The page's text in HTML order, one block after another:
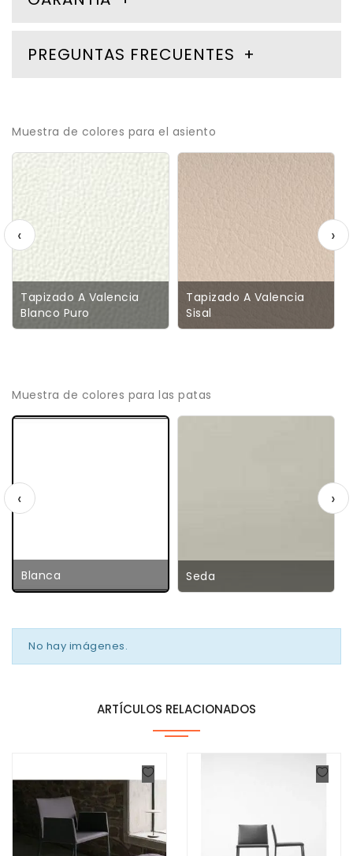
PREGUNTAS FRECUENTES
Muestra de colores para el asiento
Tapizado A Valencia
Blanco Puro
Tapizado A Valencia
Sisal
‹ ›
Muestra de colores para las patas
Blanca Seda
‹ ›
No hay imágenes.
ARTÍCULOS RELACIONADOS